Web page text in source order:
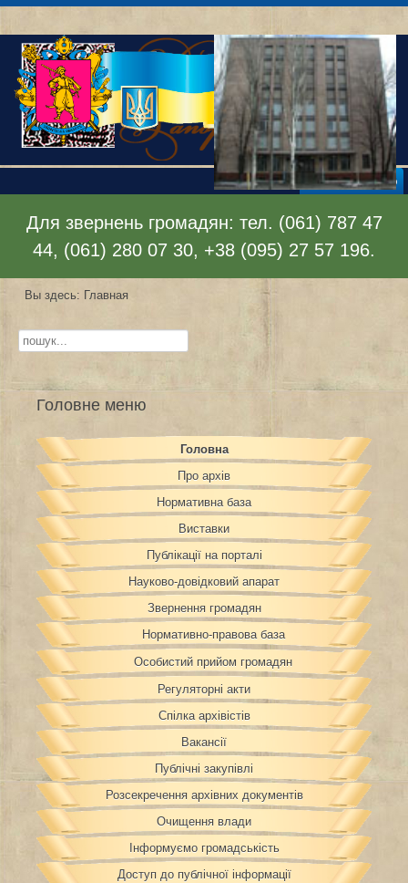
Раскрыть меню
Для звернень громадян: тел. (061) 787 47
44, (061) 280 07 30, +38 (095) 27 57 196.
Вы здесь: Главная
Искать...
Головне меню
Головна
Про архів
Нормативна база
Виставки
Публікації на порталі
Науково-довідковий апарат
Звернення громадян
Нормативно-правова база
Особистий прийом громадян
Регуляторні акти
Спілка архівістів
Вакансії
Публічні закупівлі
Розсекречення архівних документів
Очищення влади
Інформуємо громадськість
Доступ до публічної інформації